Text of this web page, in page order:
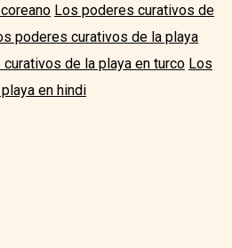
Los poderes curativos de
poderes curativos de la playa
de la playa en turco Los
en hindi